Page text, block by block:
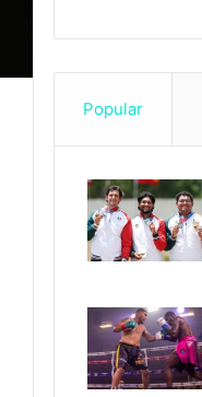
Popular